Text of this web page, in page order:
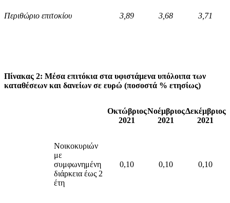
Περιθώριο επιτοκίου 3,89 3, 68 3,71
Πίνακας 2: Μέσα επιτόκια στα υφιστάμενα υπόλοιπα των
καταθέσεων και δανείων σε ευρώ (ποσοστά % ετησίως)
Οκτώβριος
2021
Νοέμβριος
2021
Δεκέμβριος
2021
Νοικοκυριών
με
συμφωνημένη
διάρκεια έως 2
έτη
0,10 0,10 0,10